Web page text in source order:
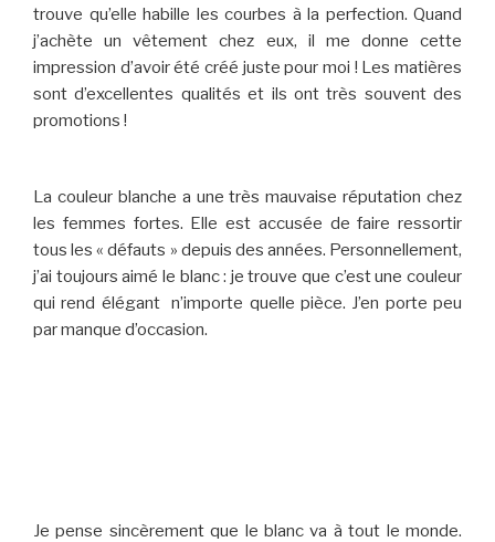
trouve qu’elle habille les courbes à la perfection. Quand
j’achète un vêtement chez eux, il me donne cette
impression d’avoir été créé juste pour moi ! Les matières
sont d’excellentes qualités et ils ont très souvent des
promotions !
La couleur blanche a une très mauvaise réputation chez
les femmes fortes. Elle est accusée de faire ressortir
tous les « défauts » depuis des années. Personnellement,
j’ai toujours aimé le blanc : je trouve que c’est une couleur
qui rend élégant n’importe quelle pièce. J’en porte peu
par manque d’occasion.
Je pense sincèrement que le blanc va à tout le monde.